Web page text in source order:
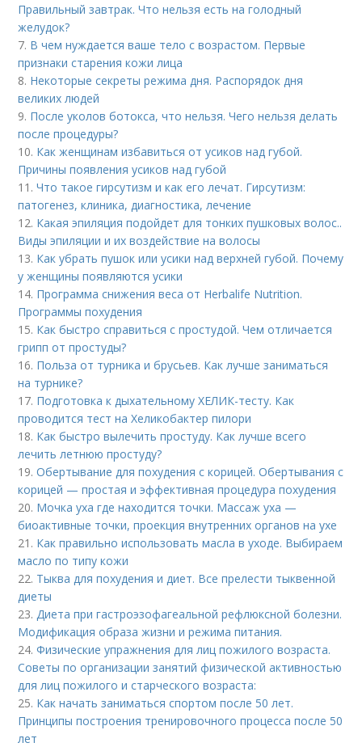
Правильный завтрак. Что нельзя есть на голодный
желудок?
7. В чем нуждается ваше тело с возрастом. Первые
признаки старения кожи лица
8. Некоторые секреты режима дня. Распорядок дня
великих людей
9. После уколов ботокса, что нельзя. Чего нельзя делать
после процедуры?
10. Как женщинам избавиться от усиков над губой.
Причины появления усиков над губой
11.Что такое гирсутизм и как его лечат. Гирсутизм:
патогенез, клиника, диагностика, лечение
12. Какая эпиляция подойдет для тонких пушковых волос..
Виды эпиляции и их воздействие на волосы
13. Как убрать пушок или усики над верхней губой. Почему
у женщины появляются усики
14. Программа снижения веса от Herbalife Nutrition.
Программы похудения
15. Как быстро справиться с простудой. Чем отличается
грипп от простуды?
16. Польза от турника и брусьев. Как лучше заниматься
на турнике?
17. Подготовка к дыхательному ХЕЛИК-тесту. Как
проводится тест на Хеликобактер пилори
18. Как быстро вылечить простуду. Как лучше всего
лечить летнюю простуду?
19.Обертывание для похудения с корицей. Обертывания с
корицей — простая и эффективная процедура похудения
20. Мочка уха где находится точки. Массаж уха —
биоактивные точки, проекция внутренних органов на ухе
21. Как правильно использовать масла в уходе. Выбираем
масло по типу кожи
22. Тыква для похудения и диет. Все прелести тыквенной
диеты
23.Диета при гастроэзофагеальной рефлюксной болезни.
Модификация образа жизни и режима питания.
24.Физические упражнения для лиц пожилого возраста.
Советы по организации занятий физической активностью
для лиц пожилого и старческого возраста:
25. Как начать заниматься спортом после 50 лет.
Принципы построения тренировочного процесса после 50
лет